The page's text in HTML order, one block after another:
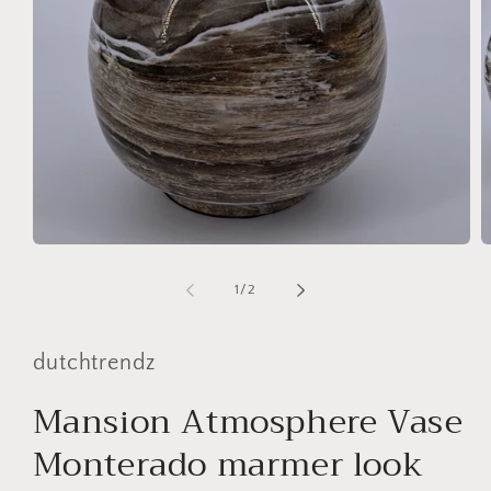
1/van
2
dutchtrendz
Mansion Atmosphere Vase
Monterado marmer look